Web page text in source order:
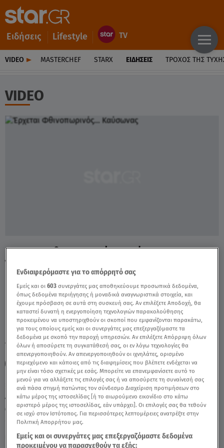
Ειδήσεις Lifestyle
VIDEO MASTERCHEF STARX ΕΙΔΉΣΕΙΣ ΤΡΟΧΌΣ ΤΗΣ
VIDEO
Δευτέρα 10 Αυγούστου 2026
15.09.22, 15:44 ΕΛΛΑΔΑ
Έρχεται Φθινοπωρινός... Καύσωνας -
Video
TAGS: ΚΑΙΡΟΣ ΚΑΥΣΩΝΑΣ ΦΘΙΝΟΠΩΡΟ
ΘΟΔΩΡΗΣ ΚΟΛΛΥΔΑΣ
Ενδιαφερόμαστε για το απόρρητό σας
Εμείς και οι603 συνεργάτες μας αποθηκεύουμε προσωπικά δεδομένα,
όπως δεδομένα περιήγησης ή μοναδικά αναγνωριστικά στοιχεία, και
έχουμε πρόσβαση σε αυτά στη συσκευή σας. Αν επιλέξετε Αποδοχή, θα
καταστεί δυνατή η ενεργοποίηση τεχνολογιών παρακολούθησης
προκειμένου να υποστηριχθούν οι σκοποί που εμφανίζονται παρακάτω,
για τους οποίους εμείς και οι συνεργάτες μας επεξεργαζόμαστε τα
δεδομένα με σκοπό την παροχή υπηρεσιών. Αν επιλέξετε Απόρριψη όλων
όλων ή αποσύρετε τη συγκατάθεσή σας, οι εν λόγω τεχνολογίες θα
απενεργοποιηθούν. Αν απενεργοποιηθούν οι ιχνηλάτες, ορισμένο
περιεχόμενο και κάποιες από τις διαφημίσεις που βλέπετε ενδέχεται να
μην είναι τόσο σχετικές με εσάς. Μπορείτε να επανεμφανίσετε αυτό το
μενού για να αλλάξετε τις επιλογές σας ή να αποσύρετε τη συναίνεσή σας
ανά πάσα στιγμή πατώντας τον σύνδεσμο Διαχείριση προτιμήσεων στο
κάτω μέρος της ιστοσελίδας [ή το αιωρούμενο εικονίδιο στο κάτω
αριστερό μέρος της ιστοσελίδας, εάν υπάρχει]. Οι επιλογές σας θα τεθούν
σε ισχύ στον Ιστότοπος. Για περισσότερες λεπτομέρειες ανατρέξτε στην
Πολιτική Απορρήτου μας.
Εμείς και οι συνεργάτες μας επεξεργαζόμαστε δεδομένα
προκειμένου να παρασχεθούν τα εξής: